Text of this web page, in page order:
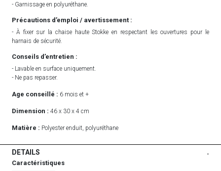
- Garnissage en polyuréthane.
Précautions d’emploi / avertissement :
- À fixer sur la chaise haute Stokke en respectant les ouvertures pour le
harnais de sécurité.
Conseils d’entretien :
- Lavable en surface uniquement.
- Ne pas repasser.
Age conseillé : 6 mois et +
Dimension : 46 x 30 x 4 cm
Matière : Polyester enduit, polyuréthane
DETAILS -
Caractéristiques